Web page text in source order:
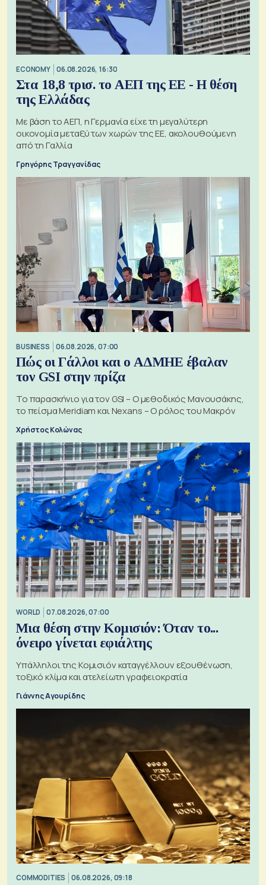
ECONOMY 06.08.2026, 16:30
Στα 18,8 τρισ. το ΑΕΠ της ΕΕ - Η θέση
της Ελλάδας
Με βάση το ΑΕΠ, η Γερμανία είχε τη μεγαλύτερη
οικονομία μεταξύ των χωρών της ΕΕ, ακολουθούμενη
από τη Γαλλία
Γρηγόρης Τραγγανίδας
BUSINESS 06.08.2026, 07:00
Πώς οι Γάλλοι και ο ΑΔΜΗΕ έβαλαν
τον GSI στην πρίζα
Το παρασκήνιο για τον GSI – Ο μεθοδικός Μανουσάκης,
το πείσμα Meridiam και Nexans – Ο ρόλος του Μακρόν
Χρήστος Κολώνας
WORLD 07.08.2026, 07:00
Μια θέση στην Κομισιόν: Όταν το...
όνειρο γίνεται εφιάλτης
Υπάλληλοι της Κομισιόν καταγγέλλουν εξουθένωση,
τοξικό κλίμα και ατελείωτη γραφειοκρατία
Γιάννης Αγουρίδης
COMMODITIES 06.08.2026, 09:18